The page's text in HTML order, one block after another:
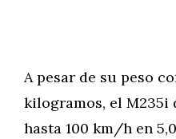
A pesar de su peso
kilogramos, el M235i
hasta 100 km/h en